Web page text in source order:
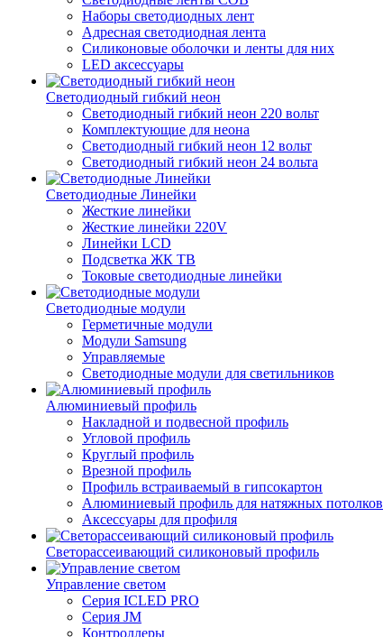
Наборы светодиодных лент
Адресная светодиодная лента
Силиконовые оболочки и ленты для них
LED аксессуары
Светодиодный гибкий неон
Светодиодный гибкий неон 220 вольт
Комплектующие для неона
Светодиодный гибкий неон 12 вольт
Светодиодный гибкий неон 24 вольта
Светодиодные Линейки
Жесткие линейки
Жесткие линейки 220V
Линейки LCD
Подсветка ЖК ТВ
Токовые светодиодные линейки
Светодиодные модули
Герметичные модули
Модули Samsung
Управляемые
Светодиодные модули для светильников
Алюминиевый профиль
Накладной и подвесной профиль
Угловой профиль
Круглый профиль
Врезной профиль
Профиль встраиваемый в гипсокартон
Алюминиевый профиль для натяжных потолков
Аксессуары для профиля
Светорассеивающий силиконовый профиль
Управление светом
Серия ICLED PRO
Серия JM
Контроллеры